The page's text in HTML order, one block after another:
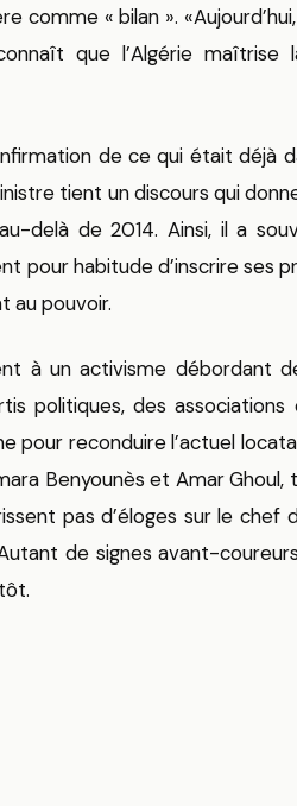
comme « bilan ».
que l’Algérie maîtrise
de ce qui était déjà
tient un discours qui
delà de 2014. Ainsi, il a
pour habitude d’inscrire ses
au pouvoir.
à un activisme débordant
politiques, des
reconduire l’actuel
Benyounès et Amar
pas d’éloges sur le chef
de signes avant-